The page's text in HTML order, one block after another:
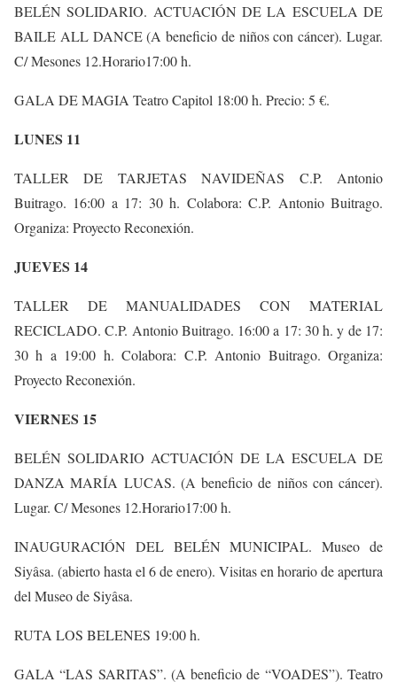
BELÉN SOLIDARIO. ACTUACIÓN DE LA ESCUELA DE
BAILE ALL DANCE (A beneficio de niños con cáncer). Lugar.
C/ Mesones 12.Horario17:00 h.
GALA DE MAGIA Teatro Capitol 18:00 h. Precio: 5 €.
LUNES 11
TALLER DE TARJETAS NAVIDEÑAS C.P. Antonio
Buitrago. 16:00 a 17: 30 h. Colabora: C.P. Antonio Buitrago.
Organiza: Proyecto Reconexión.
JUEVES 14
TALLER DE MANUALIDADES CON MATERIAL
RECICLADO. C.P. Antonio Buitrago. 16:00 a 17: 30 h. y de 17:
30 h a 19:00 h. Colabora: C.P. Antonio Buitrago. Organiza:
Proyecto Reconexión.
VIERNES 15
BELÉN SOLIDARIO ACTUACIÓN DE LA ESCUELA DE
DANZA MARÍA LUCAS. (A beneficio de niños con cáncer).
Lugar. C/ Mesones 12.Horario17:00 h.
INAUGURACIÓN DEL BELÉN MUNICIPAL. Museo de
Siyâsa. (abierto hasta el 6 de enero). Visitas en horario de apertura
del Museo de Siyâsa.
RUTA LOS BELENES 19:00 h.
GALA “LAS SARITAS”. (A beneficio de “VOADES”). Teatro